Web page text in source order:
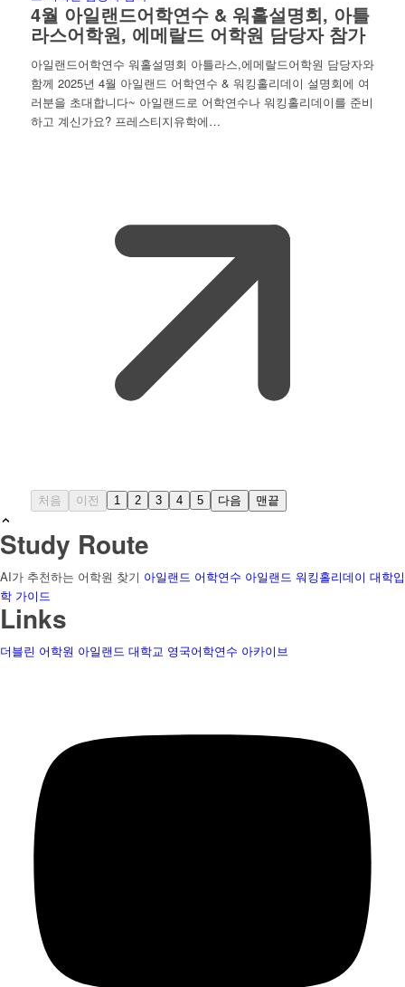
4월 아일랜드어학연수 & 워홀설명회, 아틀
라스어학원, 에메랄드 어학원 담당자 참가
아일랜드어학연수 워홀설명회 아틀라스,에메랄드어학원 담당자와
함께 2025년 4월 아일랜드 어학연수 & 워킹홀리데이 설명회에 여
러분을 초대합니다~ 아일랜드로 어학연수나 워킹홀리데이를 준비
하고 계신가요? 프레스티지유학에…
처음 이전 1 2 3 4 5 다음 맨끝
Study Route
AI가 추천하는 어학원 찾기 아일랜드 어학연수 아일랜드 워킹홀리데이 대학입
학 가이드
Links
더블린 어학원 아일랜드 대학교 영국어학연수 아카이브